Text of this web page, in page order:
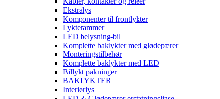
Ekstralys
Komponenter til frontlykter
Lykterammer
LED belysning-bil
Komplette baklykter med glødepærer
Monteringstilbehør
Komplette baklykter med LED
Billykt pakninger
BAKLYKTER
Interiørlys